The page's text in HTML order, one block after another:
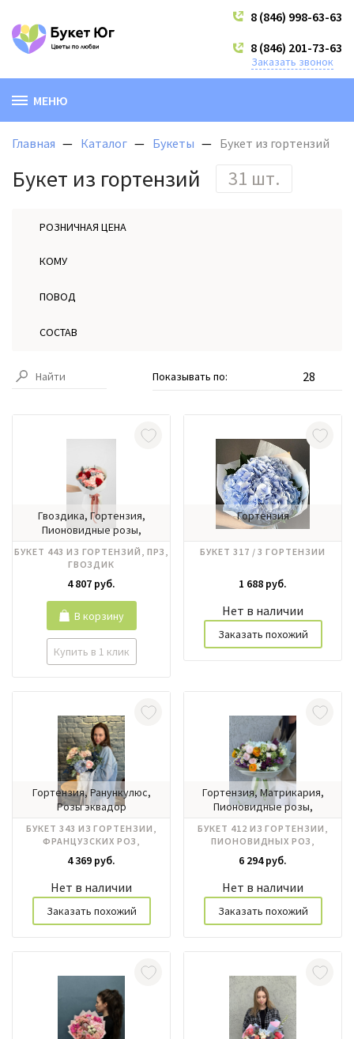
8 (846) 998-63-63
8 (846) 201-73-63
Заказать звонок
МЕНЮ
Главная Каталог Букеты Букет из гортензий
Букет из гортензий 31 шт.
РОЗНИЧНАЯ ЦЕНА
КОМУ
ПОВОД
СОСТАВ
Показывать по:
Гвоздика, Гортензия,
Пионовидные розы,
БУКЕТ 443 ИЗ ГОРТЕНЗИЙ, ПРЗ,
ГВОЗДИК
4 807 руб.
Купить в 1 клик
В корзину
Гортензия
БУКЕТ 317 / 3 ГОРТЕНЗИИ
1 688 руб.
Нет в наличии
Заказать похожий
Гортензия, Ранункулюс,
Розы эквадор
БУКЕТ 343 ИЗ ГОРТЕНЗИИ,
ФРАНЦУЗСКИХ РОЗ,
РАНУНКУЛЮСА
4 369 руб.
Нет в наличии
Заказать похожий
Гортензия, Матрикария,
Пионовидные розы,
БУКЕТ 412 ИЗ ГОРТЕНЗИИ,
ПИОНОВИДНЫХ РОЗ,
РАНУНКУЛЮСОВ, МАТРЕКАРИИ
6 294 руб.
Нет в наличии
Заказать похожий